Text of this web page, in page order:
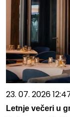
23. 07. 2026
Letnje večeri u